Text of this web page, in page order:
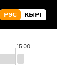
РУС КЫРГ
15:00